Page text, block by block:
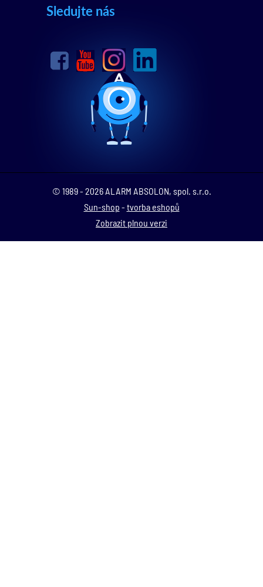
Sledujte nás
© 1989 - 2026 ALARM ABSOLON, spol. s.r.o.
Sun-shop - tvorba eshopů
Zobrazit plnou verzi